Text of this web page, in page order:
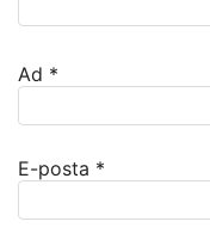
Ad *
E-posta *